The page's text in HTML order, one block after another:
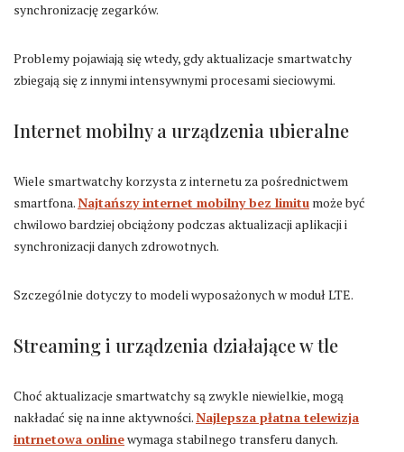
synchronizację zegarków.
Problemy pojawiają się wtedy, gdy aktualizacje smartwatchy
zbiegają się z innymi intensywnymi procesami sieciowymi.
Internet mobilny a urządzenia ubieralne
Wiele smartwatchy korzysta z internetu za pośrednictwem
smartfona.Najtańszy internet mobilny bez limitu może być
chwilowo bardziej obciążony podczas aktualizacji aplikacji i
synchronizacji danych zdrowotnych.
Szczególnie dotyczy to modeli wyposażonych w moduł LTE.
Streaming i urządzenia działające w tle
Choć aktualizacje smartwatchy są zwykle niewielkie, mogą
nakładać się na inne aktywności.Najlepsza płatna telewizja
intrnetowa onlinewymaga stabilnego transferu danych.